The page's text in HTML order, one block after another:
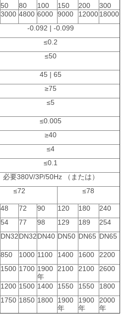
50
80
100
150
200
300
3000 4800 6000 9000 1200018000
-0.092 | -0.099
≤0.2
≤50
45 | 65
≥75
≤5
≤0.005
≥40
≤4
≤0.1
必要380V/3P/50Hz （または）
≤72 ≤78
48 72 90 120 180
240
54 77 98 129 189
254
DN32DN32DN40 DN50 DN65 DN65
850 1000 1100 1400 1600
2200
1500 1700 1900
年
2100 2100 2600
1200 1500 1400 1550 1550
1800
1750 1850 1800
1900
年
1900
年
2000
年